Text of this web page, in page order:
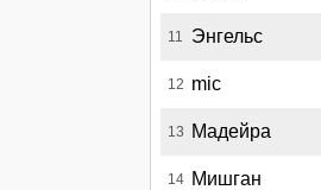
11 Энгельс
12 mic
13 Мадейра
14 Мишган